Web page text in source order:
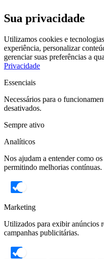
Sua privacidade
Utilizamos cookies e
experiência, personalizar
gerenciar suas preferências a
Privacidade
Essenciais
Necessários para o
desativados.
Sempre ativo
Analíticos
Nos ajudam a entender como
permitindo melhorias contínuas.
Marketing
Utilizados para exibir anúncios
campanhas publicitárias.